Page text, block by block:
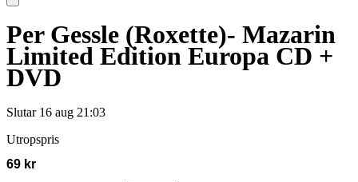
Per Gessle (Roxette)- Mazarin
Limited Edition Europa CD +
DVD
Slutar 16 aug 21:03
Utropspris
69 kr